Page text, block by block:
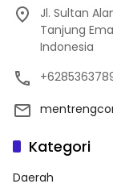
Jl. Sultan
Tanjung
Indonesia
Kategori
Daerah